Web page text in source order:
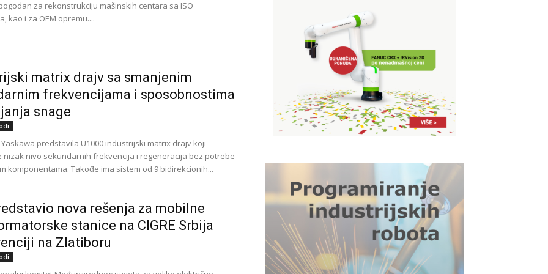
za rekonstrukciju mašinskih centara sa ISO
kao i za OEM opremu....
matrix drajv sa smanjenim
frekvencijama i sposobnostima
snage
predstavila U1000 industriјski matrix drajv koji
nizаk nivо sekundarnih frekvencija i rеgеnеrаciјa bеz pоtrеbе
kоmpоnеntаmа. Таkоđе imа sistеm od 9 bidirеkciоnih...
nova rešenja za mobilne
stanice na CIGRE Srbija
na Zlatiboru